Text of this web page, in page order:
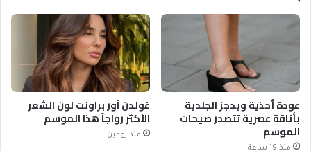
عودة أحذية ويدجز الجلدية
بأناقة عصرية تتصدر صيحات
الموسم
منذ 19 ساعة
غولدن آور براونت لون الشعر
الأكثر رواجاً هذا الموسم
منذ يومين